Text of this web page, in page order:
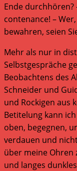
Ende durchhören?
contenance! –
bewahren, seien
Mehr als nur in
Selbstgespräche
Beobachtens des
Schneider und
und Rockigen aus
Betitelung kann
oben, begegnen,
verdauen und
über meine Ohren
und langes